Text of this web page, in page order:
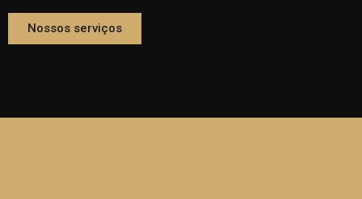
Nossos serviços